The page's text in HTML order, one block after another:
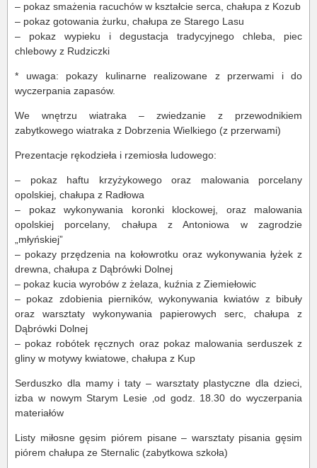
– pokaz smażenia racuchów w kształcie serca, chałupa z Kozub
– pokaz gotowania żurku, chałupa ze Starego Lasu
– pokaz wypieku i degustacja tradycyjnego chleba, piec
chlebowy z Rudziczki
* uwaga: pokazy kulinarne realizowane z przerwami i do
wyczerpania zapasów.
We wnętrzu wiatraka – zwiedzanie z przewodnikiem
zabytkowego wiatraka z Dobrzenia Wielkiego (z przerwami)
Prezentacje rękodzieła i rzemiosła ludowego:
– pokaz haftu krzyżykowego oraz malowania porcelany
opolskiej, chałupa z Radłowa
– pokaz wykonywania koronki klockowej, oraz malowania
opolskiej porcelany, chałupa z Antoniowa w zagrodzie
„młyńskiej”
– pokazy przędzenia na kołowrotku oraz wykonywania łyżek z
drewna, chałupa z Dąbrówki Dolnej
– pokaz kucia wyrobów z żelaza, kuźnia z Ziemiełowic
– pokaz zdobienia pierników, wykonywania kwiatów z bibuły
oraz warsztaty wykonywania papierowych serc, chałupa z
Dąbrówki Dolnej
– pokaz robótek ręcznych oraz pokaz malowania serduszek z
gliny w motywy kwiatowe, chałupa z Kup
Serduszko dla mamy i taty – warsztaty plastyczne dla dzieci,
izba w nowym Starym Lesie ‚od godz. 18.30 do wyczerpania
materiałów
Listy miłosne gęsim piórem pisane – warsztaty pisania gęsim
piórem chałupa ze Sternalic (zabytkowa szkoła)